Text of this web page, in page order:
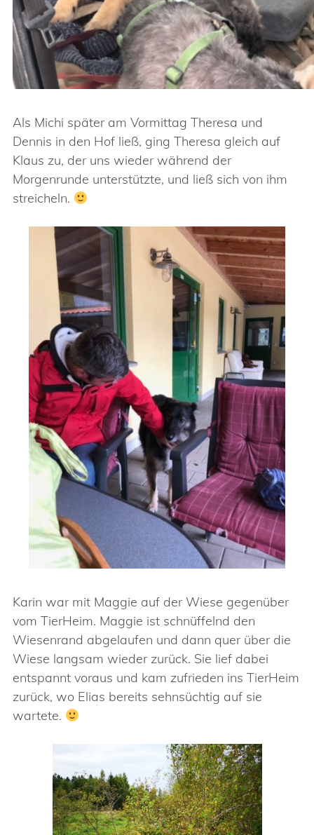
Als Michi später am Vormittag Theresa und
Dennis in den Hof ließ, ging Theresa gleich auf
Klaus zu, der uns wieder während der
Morgenrunde unterstützte, und ließ sich von ihm
streicheln.
Karin war mit Maggie auf der Wiese gegenüber
vom TierHeim. Maggie ist schnüffelnd den
Wiesenrand abgelaufen und dann quer über die
Wiese langsam wieder zurück. Sie lief dabei
entspannt voraus und kam zufrieden ins TierHeim
zurück, wo Elias bereits sehnsüchtig auf sie
wartete.